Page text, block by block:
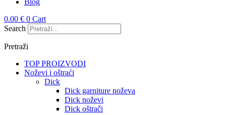
Blog
0.00 € 0 Cart
Search
Pretraži
TOP PROIZVODI
Noževi i oštraći
Dick
Dick garniture noževa
Dick noževi
Dick oštrači